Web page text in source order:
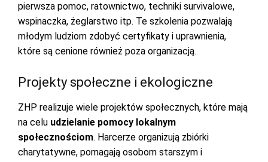
pierwsza pomoc, ratownictwo, techniki survivalowe,
wspinaczka, żeglarstwo itp. Te szkolenia pozwalają
młodym ludziom zdobyć certyfikaty i uprawnienia,
które są cenione również poza organizacją.
Projekty społeczne i ekologiczne
ZHP realizuje wiele projektów społecznych, które mają
na celu udzielanie pomocy lokalnym
społecznościom. Harcerze organizują zbiórki
charytatywne, pomagają osobom starszym i